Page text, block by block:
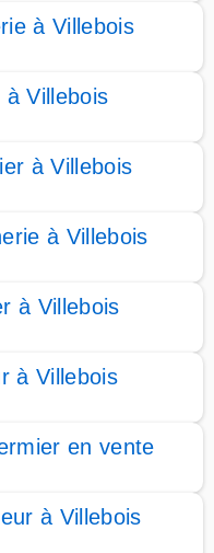
à Villebois
Villebois
à Villebois
à Villebois
à Villebois
à Villebois
en vente
à Villebois